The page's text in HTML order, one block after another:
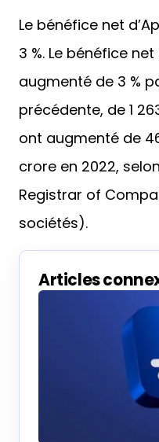
Le bénéfice net
3 %. Le bénéfice
augmenté de 3 %
précédente, de 1
ont augmenté de
crore en 2022,
Registrar of
sociétés).
Articles